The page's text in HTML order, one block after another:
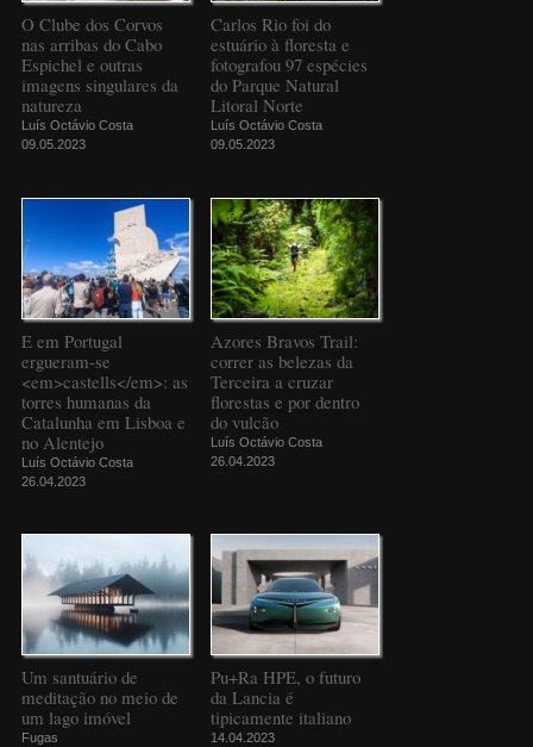
O Clube dos Corvos
nas arribas do Cabo
Espichel e outras
imagens singulares da
natureza
Luís Octávio Costa
09.05.2023
Carlos Rio foi do
estuário à floresta e
fotografou 97 espécies
do Parque Natural
Litoral Norte
Luís Octávio Costa
09.05.2023
E em Portugal
ergueram-se
<em>castells</em>: as
torres humanas da
Catalunha em Lisboa e
no Alentejo
Luís Octávio Costa
26.04.2023
Azores Bravos Trail:
correr as belezas da
Terceira a cruzar
florestas e por dentro
do vulcão
Luís Octávio Costa
26.04.2023
Um santuário de
meditação no meio de
um lago imóvel
Fugas
Pu+Ra HPE, o futuro
da Lancia é
tipicamente italiano
14.04.2023